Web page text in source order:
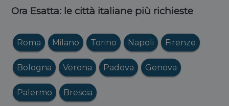
Ora Esatta: le città italiane più richieste
Roma Milano Torino Napoli Firenze
Bologna Verona Padova Genova
Palermo Brescia